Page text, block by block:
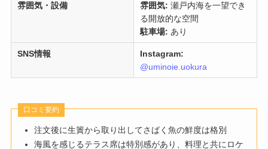
雰囲気・設備 雰囲気: 瀬戸内海を一望でき
る開放的な空間
駐車場: あり
SNS情報
Instagram:
@uminoie.uokura
口コミ要約
注文後に生簀から取り出してさばく魚の鮮度は格別
海風を感じるテラス席は特別感があり、料理と共にロケ